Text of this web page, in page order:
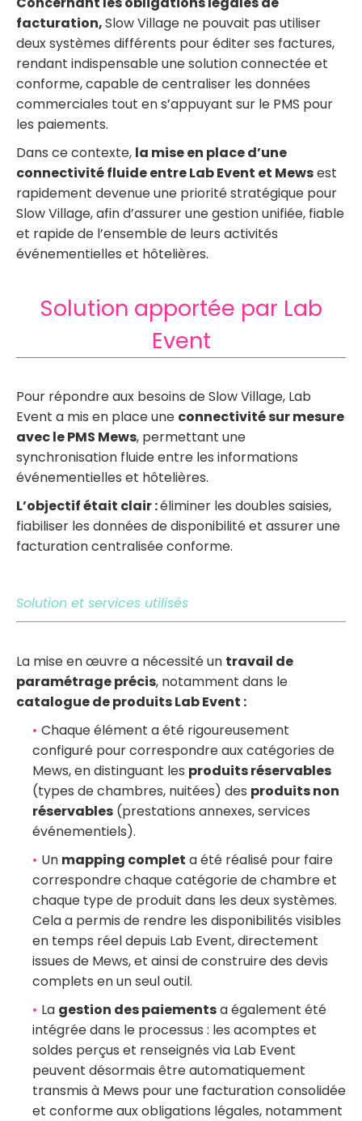
facturation,Slow Village ne pouvait pas utiliser
deux systèmes différents pour éditer ses factures,
rendant indispensable une solution connectée et
conforme, capable de centraliser les données
commerciales tout en s’appuyant sur le PMS pour
les paiements.
Dans ce contexte, la mise en place d’une
connectivité fluide entre Lab Event et Mewsest
rapidement devenue une priorité stratégique pour
Slow Village, afin d’assurer une gestion unifiée, fiable
et rapide de l’ensemble de leurs activités
événementielles et hôtelières.
Solution apportée par Lab
Event
Pour répondre aux besoins de Slow Village, Lab
Event a mis en place une connectivité sur mesure
avec le PMS Mews, permettant une
synchronisation fluide entre les informations
événementielles et hôtelières.
L’objectif était clair :éliminer les doubles saisies,
fiabiliser les données de disponibilité et assurer une
facturation centralisée conforme.
Solution et services utilisés
La mise en œuvre a nécessité un travail de
paramétrage précis, notamment dans le
catalogue de produits Lab Event :
Chaque élément a été rigoureusement
configuré pour correspondre aux catégories de
Mews, en distinguant les produits réservables
(types de chambres, nuitées) des produits non
réservables (prestations annexes, services
événementiels).
Un mapping complet a été réalisé pour faire
correspondre chaque catégorie de chambre et
chaque type de produit dans les deux systèmes.
Cela a permis de rendre les disponibilités visibles
en temps réel depuis Lab Event, directement
issues de Mews, et ainsi de construire des devis
complets en un seul outil.
La gestion despaiementsa également été
intégrée dans le processus : les acomptes et
soldes perçus et renseignés via Lab Event
peuvent désormais être automatiquement
transmis à Mews pour une facturation consolidée
et conforme aux obligations légales, notamment